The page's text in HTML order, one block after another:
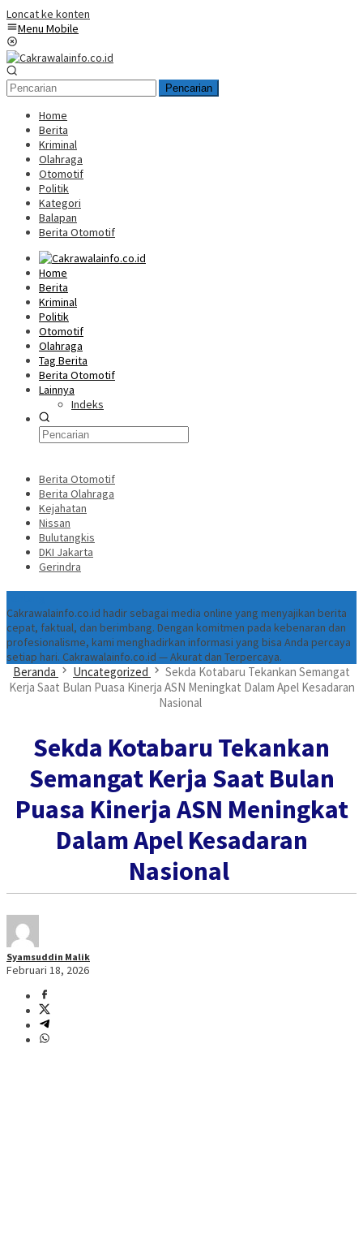
Loncat ke konten
Menu Mobile
Pencarian
Home
Berita
Kriminal
Olahraga
Otomotif
Politik
Kategori
Balapan
Berita Otomotif
Home
Berita
Kriminal
Politik
Otomotif
Olahraga
Tag Berita
Berita Otomotif
Lainnya
Indeks
Berita Otomotif
Berita Olahraga
Kejahatan
Nissan
Bulutangkis
DKI Jakarta
Gerindra
Cakrawalainfo.co.id hadir sebagai media online yang menyajikan berita
cepat, faktual, dan berimbang. Dengan komitmen pada kebenaran dan
profesionalisme, kami menghadirkan informasi yang bisa Anda percaya
setiap hari. Cakrawalainfo.co.id — Akurat dan Terpercaya.
Beranda Uncategorized
Sekda Kotabaru Tekankan Semangat
Kerja Saat Bulan Puasa Kinerja ASN Meningkat Dalam Apel Kesadaran
Nasional
Sekda Kotabaru Tekankan
Semangat Kerja Saat Bulan
Puasa Kinerja ASN Meningkat
Dalam Apel Kesadaran
Nasional
Syamsuddin Malik
Februari 18, 2026